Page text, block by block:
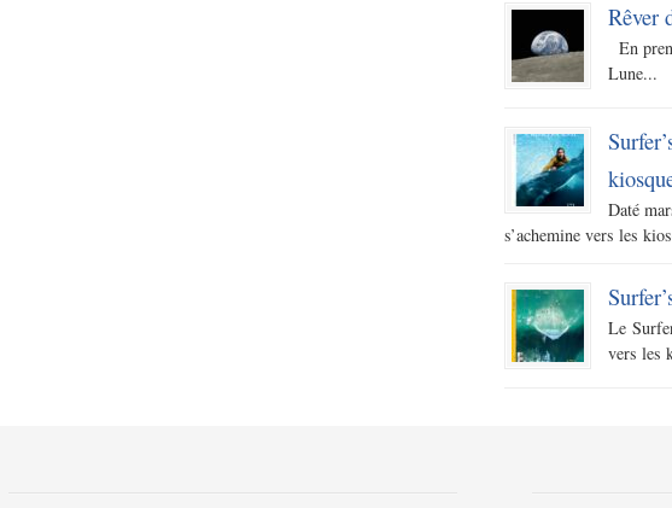
Rêver
En
Lune...
Daté
s’achemine vers les
Le
vers les